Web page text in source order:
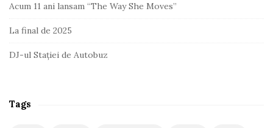
Acum 11 ani lansam “The Way She Moves”
La final de 2025
DJ-ul Stației de Autobuz
Tags